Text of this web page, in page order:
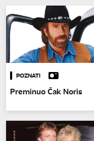
POZNATI
Preminuo Čak Noris